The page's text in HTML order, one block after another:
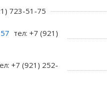
723-51-75
тел: +7 (921)
+7 (921) 252-